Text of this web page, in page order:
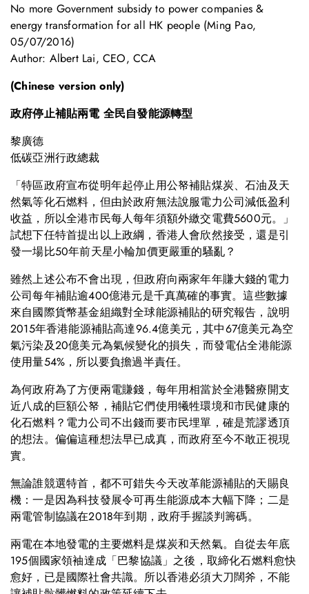
No more Government subsidy to power companies &
energy transformation for all HK people (Ming Pao,
05/07/2016)
Author: Albert Lai, CEO, CCA
(Chinese version only)
政府停止補貼兩電 全民自發能源轉型
黎廣德
低碳亞洲行政總裁
「特區政府宣布從明年起停止用公帑補貼煤炭、石油及天
然氣等化石燃料，但由於政府無法說服電力公司減低盈利
收益，所以全港市民每人每年須額外繳交電費5600元。」
試想下任特首提出以上政綱，香港人會欣然接受，還是引
發一場比50年前天星小輪加價更嚴重的騷亂？
雖然上述公布不會出現，但政府向兩家年年賺大錢的電力
公司每年補貼逾400億港元是千真萬確的事實。這些數據
來自國際貨幣基金組織對全球能源補貼的研究報告，說明
2015年香港能源補貼高達96.4億美元，其中67億美元為空
氣污染及20億美元為氣候變化的損失，而發電佔全港能源
使用量54%，所以要負擔過半責任。
為何政府為了方便兩電賺錢，每年用相當於全港醫療開支
近八成的巨額公帑，補貼它們使用犧牲環境和市民健康的
化石燃料？電力公司不出錢而要市民埋單，確是荒謬透頂
的想法。偏偏這種想法早已成真，而政府至今不敢正視現
實。
無論誰競選特首，都不可錯失今天改革能源補貼的天賜良
機：一是因為科技發展令可再生能源成本大幅下降；二是
兩電管制協議在2018年到期，政府手握談判籌碼。
兩電在本地發電的主要燃料是煤炭和天然氣。自從去年底
195個國家領袖達成「巴黎協議」之後，取締化石燃料愈快
愈好，已是國際社會共識。所以香港必須大刀闊斧，不能